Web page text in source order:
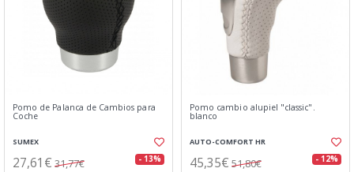
Pomo de Palanca de Cambios para
Coche
SUMEX
27,61€ 31,77€ - 13%
Pomo cambio alupiel "classic".
blanco
AUTO-COMFORT HR
45,35€ 51,80€ - 12%